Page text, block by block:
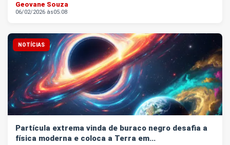
Geovane Souza
06/02/2026 às05:08
NOTÍCIAS
Partícula extrema vinda de buraco negro desafia a
física moderna e coloca a Terra em...